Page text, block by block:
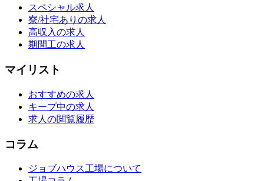
スペシャル求人
寮/社宅ありの求人
高収入の求人
期間工の求人
マイリスト
おすすめの求人
キープ中の求人
求人の閲覧履歴
コラム
ジョブハウス工場について